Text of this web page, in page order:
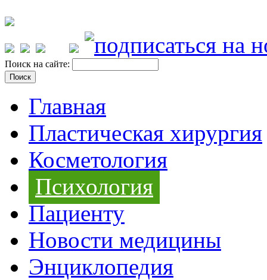
Поиск на сайте:
Главная
Пластическая хирургия
Косметология
Психология
Пациенту
Новости медицины
Энциклопедия